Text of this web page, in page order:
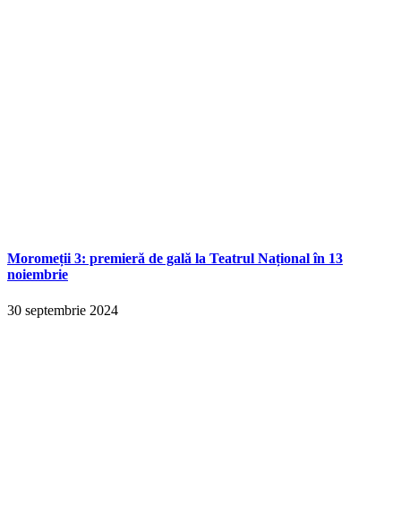
Moromeții 3: premieră de gală la Teatrul Național în 13
noiembrie
30 septembrie 2024